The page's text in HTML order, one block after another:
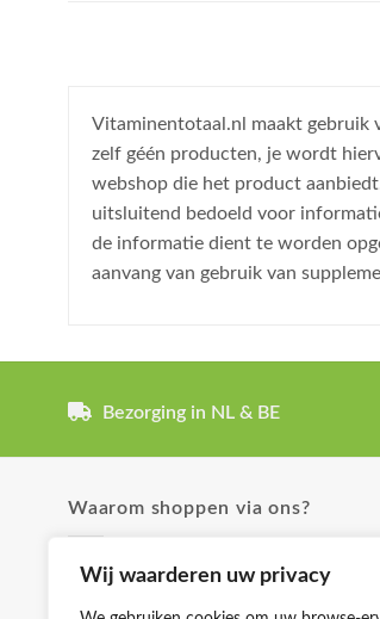
Wij waarderen uw privacy
Vitaminentotaal.nl maakt gebruik
zelf géén producten, je wordt
webshop die het product
uitsluitend bedoeld voor
de informatie dient te worden
aanvang van gebruik van
Bezorging in NL & BE
Waarom shoppen via ons?
✓ Uitgebreide product omschrijvingen